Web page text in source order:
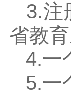
3.注
省教
4.一
5.一